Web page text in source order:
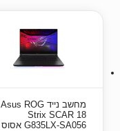
מחשב נייד Asus ROG
Strix SCAR 18
G835LX-SA056 אסוס